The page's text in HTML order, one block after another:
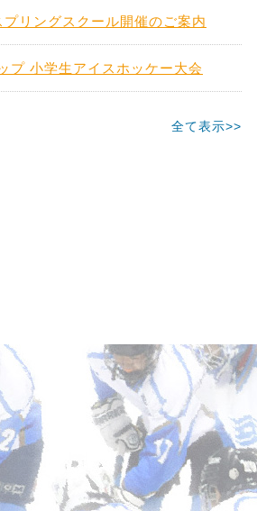
リングスクール開催のご案内
プ 小学生アイスホッケー大会
全て表示>>